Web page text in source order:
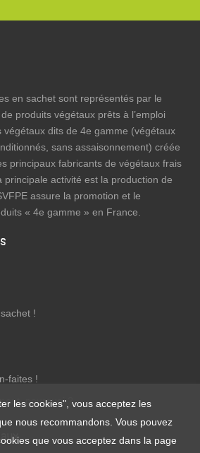
en sachet sont représentés par le
produits végétaux prêts à l’emploi
végétaux dits de 4e gamme (végétaux
sans assaisonnement) créée
principaux fabricants de végétaux frais
principale activité est la production de
assure la promotion et le
« 4e gamme » en France.
!
faites !
pourquoi ?
les cookies", vous acceptez les
nous recommandons. Vous pouvez
que vous acceptez dans la page